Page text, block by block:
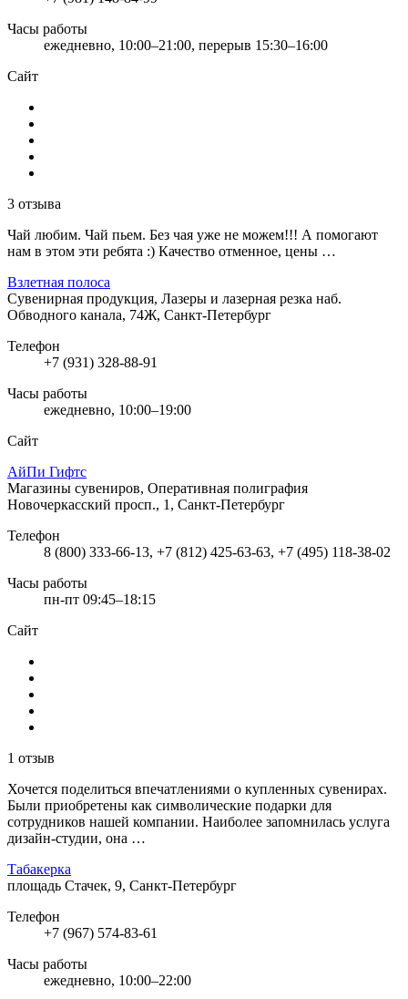
Часы работы
ежедневно, 10:00–21:00, перерыв 15:30–16:00
Сайт
3 отзыва
Чай любим. Чай пьем. Без чая уже не можем!!! А помогают
нам в этом эти ребята :) Качество отменное, цены …
Взлетная полоса
Сувенирная продукция, Лазеры и лазерная резка наб.
Обводного канала, 74Ж, Санкт-Петербург
Телефон
+7 (931) 328-88-91
Часы работы
ежедневно, 10:00–19:00
Сайт
АйПи Гифтс
Магазины сувениров, Оперативная полиграфия
Новочеркасский просп., 1, Санкт-Петербург
Телефон
8 (800) 333-66-13, +7 (812) 425-63-63, +7 (495) 118-38-02
Часы работы
пн-пт 09:45–18:15
Сайт
1 отзыв
Хочется поделиться впечатлениями о купленных сувенирах.
Были приобретены как символические подарки для
сотрудников нашей компании. Наиболее запомнилась услуга
дизайн-студии, она …
Табакерка
площадь Стачек, 9, Санкт-Петербург
Телефон
+7 (967) 574-83-61
Часы работы
ежедневно, 10:00–22:00